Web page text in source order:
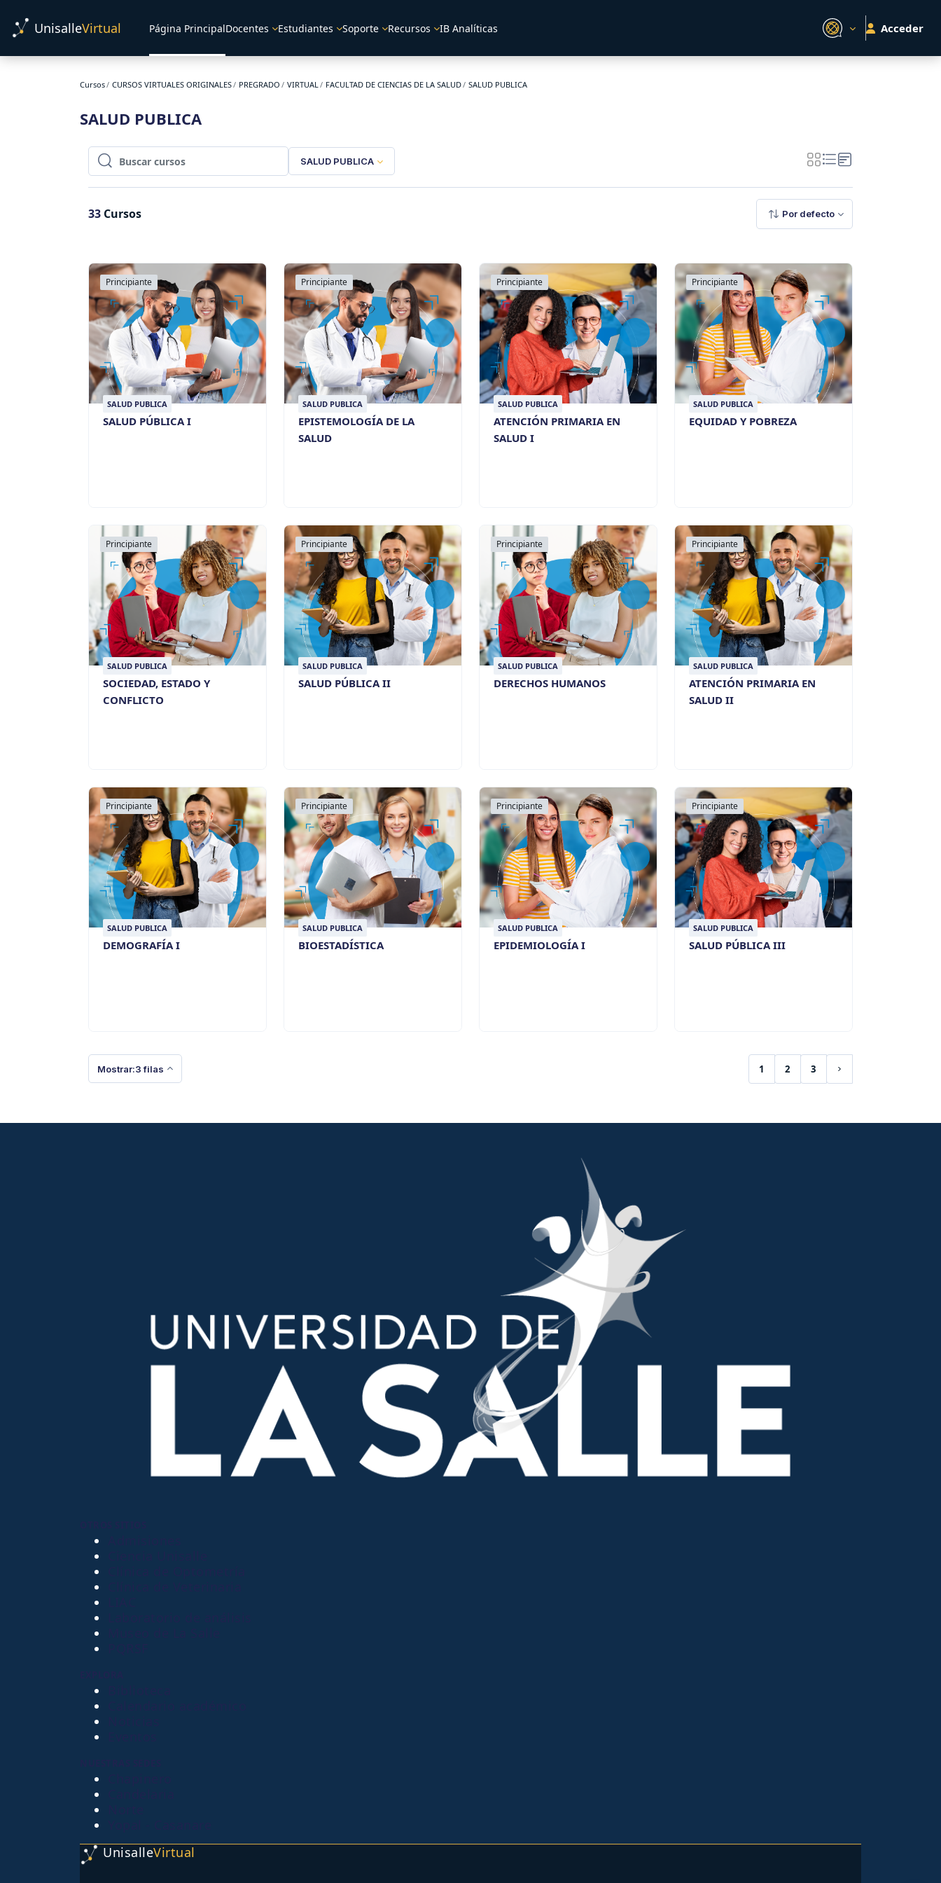
UnisalleVirtual Página PrincipalDocentes Estudiantes Soporte Recursos IB Analíticas Acceder
Cursos CURSOS VIRTUALES ORIGINALES PREGRADO VIRTUAL FACULTAD DE CIENCIAS DE LA SALUD SALUD PUBLICA
SALUD PUBLICA
Buscar cursos
Buscar cursos SALUD PUBLICA
33 Cursos Por defecto
Principiante
SALUD PUBLICA
SALUD PÚBLICA I
Principiante
SALUD PUBLICA
EPISTEMOLOGÍA DE LA
SALUD
Principiante
SALUD PUBLICA
ATENCIÓN PRIMARIA EN
SALUD I
Principiante
SALUD PUBLICA
EQUIDAD Y POBREZA
Principiante
SALUD PUBLICA
SOCIEDAD, ESTADO Y
CONFLICTO
Principiante
SALUD PUBLICA
SALUD PÚBLICA II
Principiante
SALUD PUBLICA
DERECHOS HUMANOS
Principiante
SALUD PUBLICA
ATENCIÓN PRIMARIA EN
SALUD II
Principiante
SALUD PUBLICA
DEMOGRAFÍA I
Principiante
SALUD PUBLICA
BIOESTADÍSTICA
Principiante
SALUD PUBLICA
EPIDEMIOLOGÍA I
Principiante
SALUD PUBLICA
SALUD PÚBLICA III
Mostrar:3 filas 1
(current)
2 3
UnisalleVirtual